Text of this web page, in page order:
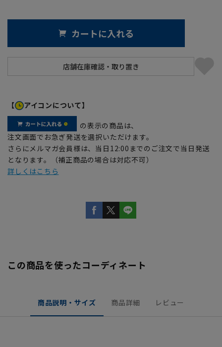
カートに入れる
【 アイコンについて】
の表示の商品は、
注文画面でお急ぎ発送を選択いただけます。
さらにメルマガ会員様は、当日12:00までのご注文で当日発送
となります。（補正商品の場合は対応不可）
詳しくはこちら
この商品を使ったコーディネート
商品説明・サイズ 商品詳細 レビュー